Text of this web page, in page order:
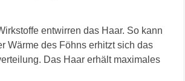
entwirren das Haar. So kann
Wärme des Föhns erhitzt sich das
Das Haar erhält maximales